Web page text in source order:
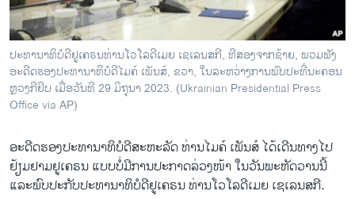
ພາສາອັງກິດ
ວີດີໂອ
ສຽງ
ລາຍການກະຈາຍສຽງ
ຕິດຕາມພວກເຮົາ ທີ່
ພາສາຕ່າງໆ
ປະ​ທາ​ນາ​ທິ​ບໍ​ດີ​ຢູ​ເຄ​ຣນ​ທ​່ານ​ໂວ​ໂລ​ດີ​ເມຍ ເຊ​ເລນ​ສ​ກີ, ທີ​ສອງ​ຈາກ​ຊ້າຍ, ພວມ​ຟັງ​
ອະ​ດີດ​ຮອງ​ປະ​ທາ​ນາ​ທິ​ບໍ​ດີ​ໄມ​ຄ໌ ເພັນ​ສ໌, ຂວາ, ໃນ​ລະ​ຫວ່າງ​ການ​ພົບ​ປະ​ທີ່​ນະ​ຄອນ​
ຫຼວງ​ກີ​ຢິບ ເມື່ອ​ວັນ​ທີ 29 ມິ​ຖຸ​ນາ 2023. (Ukrainian Presidential Press
Office via AP)
ອະ​ດີດ​ຮອງ​ປະ​ທາ​ນາ​ທິບ​ໍ​ດີ​ສະ​ຫະ​ລັດ ທ່ານ​ໄມ​ຄ໌ ເພັນ​ສ໌ ໄດ້​ເດີນ​ທາງ​ໄປ​
ຢ້ຽມ​ຢາມ​ຢູ​ເຄ​ຣນ ແບບ​ບໍ່​ມີ​ການ​ປະ​ກາດ​ລ່ວງ​ໜ້າ​ ໃນ​ວັນ​ພະ​ຫັດ​ວານນີ້
ແລະ​ພົບ​ປະກັບ​ປະ​ທາ​ນາ​ທິ​ບໍ​ດີ​ຢູ​ເຄ​ຣນ ທ່ານ​ໂວ​ໂລ​ດີ​ເມຍ ເຊ​ເລນ​ສ​ກີ.